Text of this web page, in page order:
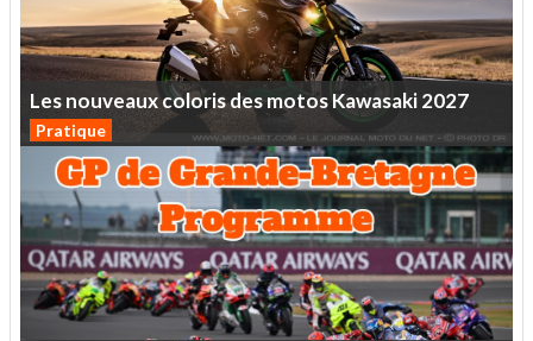
LesnouveauxcolorisdesmotosKawasaki2027
Pratique